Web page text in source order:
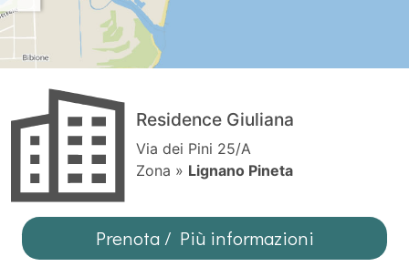
Residence Giuliana
Via dei Pini 25/A
Zona » Lignano Pineta
Prenota / Più informazioni